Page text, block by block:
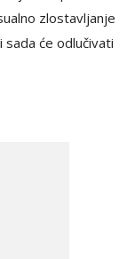
zlostavljanje
sada će odlučivati